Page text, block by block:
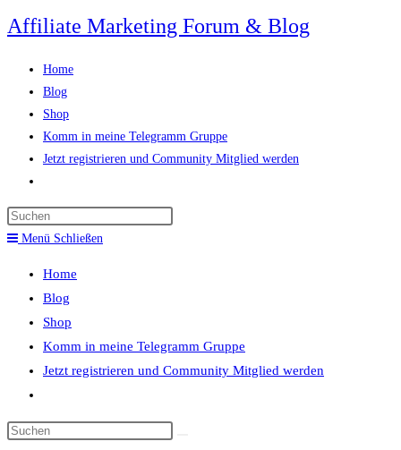
Zum
Inhalt
springen
Affiliate Marketing Forum & Blog
Home
Blog
Shop
Komm in meine Telegramm Gruppe
Jetzt registrieren und Community Mitglied werden
umschalten
panel.
Menü Schließen
Home
Blog
Shop
Komm in meine Telegramm Gruppe
Jetzt registrieren und Community Mitglied werden
umschalten
Diese